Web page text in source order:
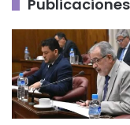
los
perdona
a
los
ricos